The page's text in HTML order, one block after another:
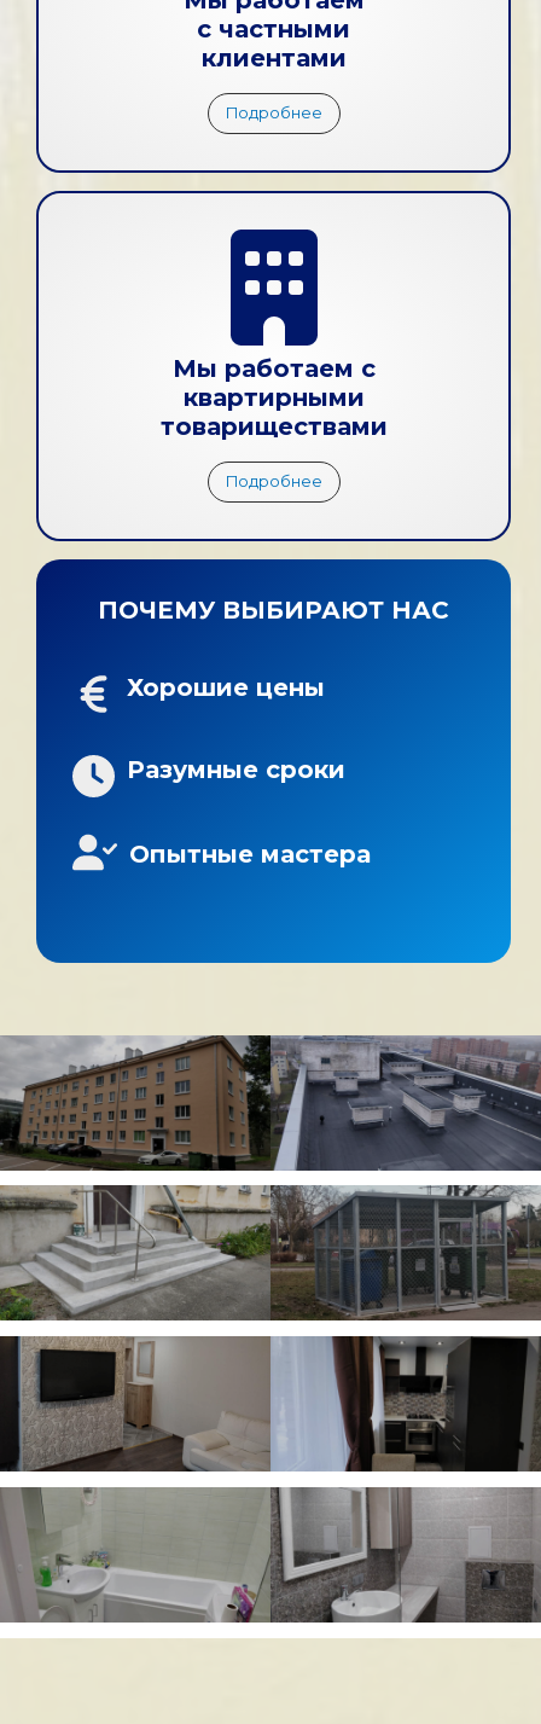
с частными
клиентами
Подробнее
Мы работаем с
квартирными
товариществами
Подробнее
ПОЧЕМУ ВЫБИРАЮТ НАС
Хорошие цены
Разумные сроки
Опытные мастера